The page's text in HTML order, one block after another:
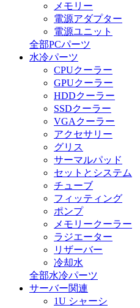
メモリー
電源アダプター
電源ユニット
全部PCパーツ
水冷パーツ
CPUクーラー
GPUクーラー
HDDクーラー
SSDクーラー
VGAクーラー
アクセサリー
グリス
サーマルパッド
セットとシステム
チューブ
フィッティング
ポンプ
メモリークーラー
ラジエーター
リザーバー
冷却水
全部水冷パーツ
サーバー関連
1U シャーシ